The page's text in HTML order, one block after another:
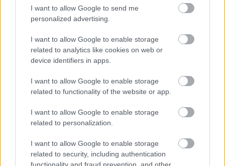
I want to allow Google to send me
personalized advertising.
I want to allow Google to enable storage
related to analytics like cookies on web or
device identifiers in apps.
I want to allow Google to enable storage
related to functionality of the website or app.
I want to allow Google to enable storage
related to personalization.
I want to allow Google to enable storage
related to security, including authentication
functionality and fraud prevention, and other